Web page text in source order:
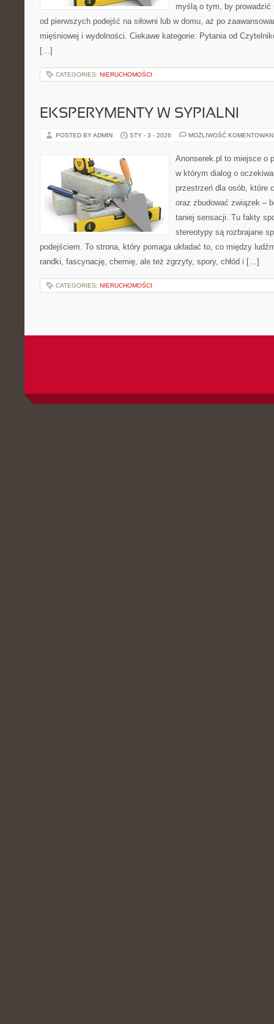
myślą o tym, by
od pierwszych podejść na siłowni lub w domu, aż po
mięśniowej i wydolności. Ciekawe kategorie: Pytania od
[…]
CATEGORIES: NIERUCHOMOŚCI
EKSPERYMENTY W SYPIALNI
POSTED BY ADMIN STY - 3 - 2026 MOŻLIWOŚĆ
Anonserek.pl to miejsce o
w którym dialog o
przestrzeń dla osób, które
oraz zbudować związek –
taniej sensacji. Tu fakty
stereotypy są rozbrajane
podejściem. To strona, który pomaga układać to, co między
randki, fascynację, chemię, ale też zgrzyty, spory, chłód i […]
CATEGORIES: NIERUCHOMOŚCI